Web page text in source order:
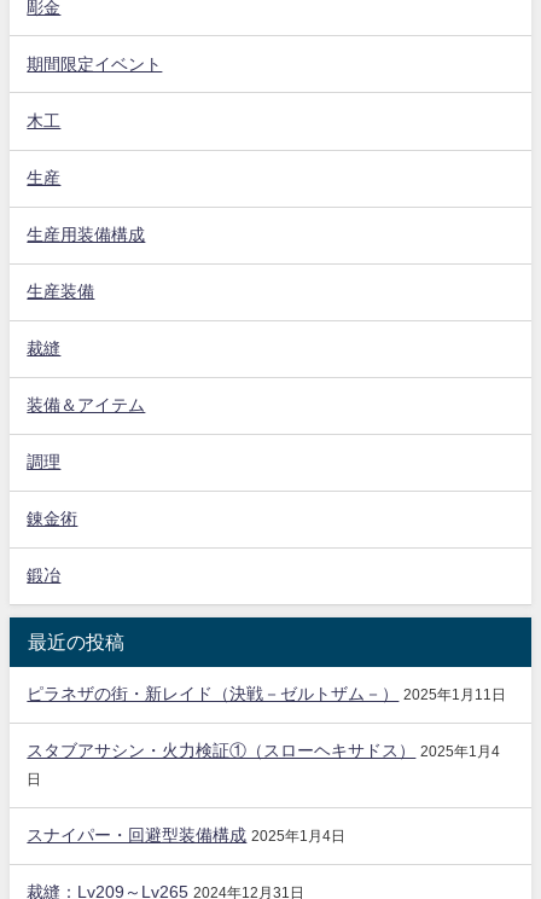
彫金
期間限定イベント
木工
生産
生産用装備構成
生産装備
裁縫
装備＆アイテム
調理
錬金術
鍛冶
最近の投稿
ピラネザの街・新レイド（決戦－ゼルトザム－） 2025年1月11日
スタブアサシン・火力検証①（スローヘキサドス）
2025年1月4
日
スナイパー・回避型装備構成 2025年1月4日
裁縫：Lv209～Lv265 2024年12月31日